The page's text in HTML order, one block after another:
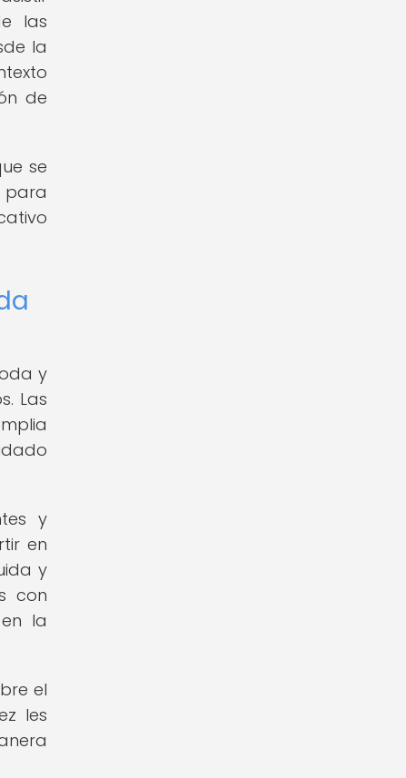
las
la
de
se
y
Las
y
en
y
con
la
el
les